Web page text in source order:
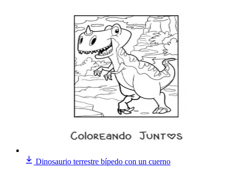
Dinosaurio terrestre bípedo con un cuerno